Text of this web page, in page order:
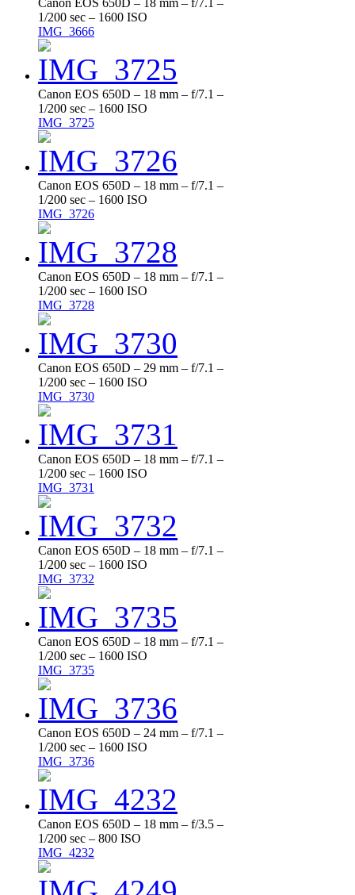
Canon EOS 650D – 18 mm – f/7.1 –
1/200 sec – 1600 ISO
IMG_3666
Canon EOS 650D – 18 mm – f/7.1 –
1/200 sec – 1600 ISO
IMG_3725
Canon EOS 650D – 18 mm – f/7.1 –
1/200 sec – 1600 ISO
IMG_3726
Canon EOS 650D – 18 mm – f/7.1 –
1/200 sec – 1600 ISO
IMG_3728
Canon EOS 650D – 29 mm – f/7.1 –
1/200 sec – 1600 ISO
IMG_3730
Canon EOS 650D – 18 mm – f/7.1 –
1/200 sec – 1600 ISO
IMG_3731
Canon EOS 650D – 18 mm – f/7.1 –
1/200 sec – 1600 ISO
IMG_3732
Canon EOS 650D – 18 mm – f/7.1 –
1/200 sec – 1600 ISO
IMG_3735
Canon EOS 650D – 24 mm – f/7.1 –
1/200 sec – 1600 ISO
IMG_3736
Canon EOS 650D – 18 mm – f/3.5 –
1/200 sec – 800 ISO
IMG_4232